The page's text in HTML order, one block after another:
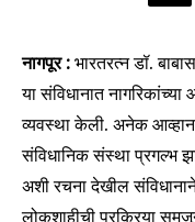
नागपूर : भारतरत्न डॉ.
या संविधानात
व्यवस्था केली. अनेक
संविधानिक संस्था प्रगल्भ
अशी रचना देखील
लोकशाहीची प्रक्रिया